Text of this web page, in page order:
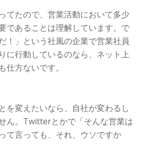
てたので、営業活動において多少
であることは理解しています。で
！」という社風の企業で営業社員
に行動しているのなら、ネット上
仕方ないです。
を変えたいなら、自社が変わるし
ん。Twitterとかで「そんな営業は
て言っても、それ、ウソですか